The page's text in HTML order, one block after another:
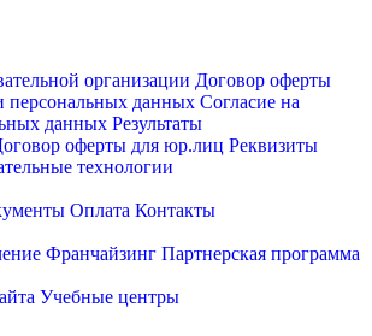
организации Договор оферты
персональных данных Согласие на
данных Результаты
оферты для юр.лиц Реквизиты
технологии
Оплата Контакты
Франчайзинг Партнерская программа
Учебные центры